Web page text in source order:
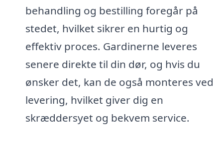
behandling og bestilling foregår på
stedet, hvilket sikrer en hurtig og
effektiv proces. Gardinerne leveres
senere direkte til din dør, og hvis du
ønsker det, kan de også monteres ved
levering, hvilket giver dig en
skræddersyet og bekvem service.